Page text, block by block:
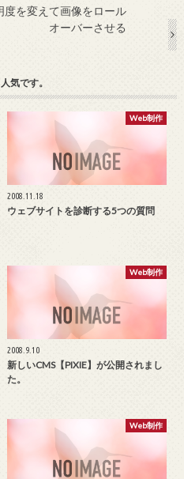
を変えて画像をロール
オーバーさせる
気です。
Web制作
2008.11.18
ウェブサイトを診断する5つの質問
Web制作
2008.9.10
新しいCMS【PIXIE】が公開されまし
た。
Web制作